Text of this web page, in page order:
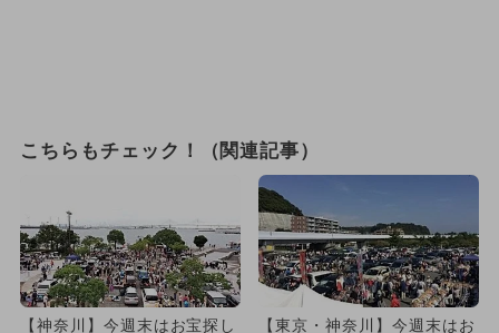
こちらもチェック！（関連記事）
【神奈川】今週末はお宝探し
【東京・神奈川】今週末はお